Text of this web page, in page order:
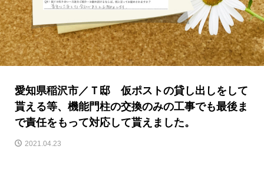
愛知県稲沢市／Ｔ邸 仮ポストの貸し出しをして
貰える等、機能門柱の交換のみの工事でも最後ま
で責任をもって対応して貰えました。
2021.04.23